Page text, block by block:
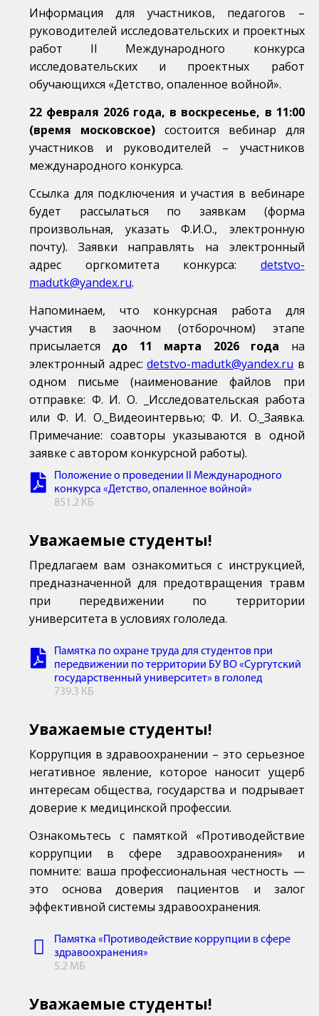
Информация для участников, педагогов –
руководителей исследовательских и проектных
работ II Международного конкурса
исследовательских и проектных работ
обучающихся «Детство, опаленное войной».
22 февраля 2026 года, в воскресенье, в 11:00
(время московское)состоится вебинар для
участников и руководителей – участников
международного конкурса.
Ссылка для подключения и участия в вебинаре
будет рассылаться по заявкам (форма
произвольная, указать Ф.И.О., электронную
почту). Заявки направлять на электронный
адрес оргкомитета конкурса: detstvo-
madutk@yandex.ru.
Напоминаем, что конкурсная работа для
участия в заочном (отборочном) этапе
присылается до 11 марта 2026 года на
электронный адрес:detstvo-madutk@yandex.ru в
одном письме (наименование файлов при
отправке: Ф. И. О. _Исследовательская работа
или Ф. И. О._Видеоинтервью; Ф. И. О._Заявка.
Примечание: соавторы указываются в одной
заявке с автором конкурсной работы).
Положение о проведении II Международного
конкурса «Детство, опаленное войной»
851.2 КБ
Уважаемые студенты!
Предлагаем вам ознакомиться с инструкцией,
предназначенной для предотвращения травм
при передвижении по территории
университета в условиях гололеда.
Памятка по охране труда для студентов при
передвижении по территории БУ ВО «Сургутский
государственный университет» в гололед
739.3 КБ
Уважаемые студенты!
Коррупция в здравоохранении – это серьезное
негативное явление, которое наносит ущерб
интересам общества, государства и подрывает
доверие к медицинской профессии.
Ознакомьтесь с памяткой «Противодействие
коррупции в сфере здравоохранения» и
помните: ваша профессиональная честность —
это основа доверия пациентов и залог
эффективной системы здравоохранения.
Памятка «Противодействие коррупции в сфере
здравоохранения»
5.2 МБ
Уважаемые студенты!